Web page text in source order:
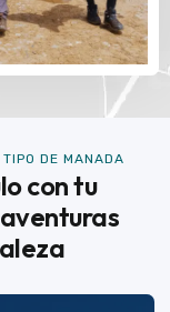
DE MANADA
con tu